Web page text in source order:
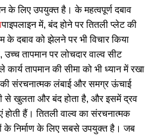
के लिए उपयुक्त है। के महत्वपूर्ण दबाव
पाइपलाइन में, बंद होने पर तितली प्लेट की
के दबाव को झेलने पर भी विचार किया
तापमान पर लोचदार वाल्व सीट
कार्य तापमान की सीमा को भी ध्यान में रखा
की संरचनात्मक लंबाई और समग्र ऊंचाई
से खुलता और बंद होता है, और इसमें द्रव
होती हैं। तितली वाल्व का संरचनात्मक
के निर्माण के लिए सबसे उपयुक्त है। जब